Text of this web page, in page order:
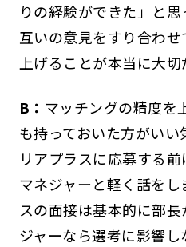
りの経験ができた」と
互いの意見をすり合わ
上げることが本当に大切
B： マッチングの精度を
も持っておいた方がいい
リアプラスに応募する
マネジャーと軽く話を
スの面接は基本的に部
ジャーなら選考に影響